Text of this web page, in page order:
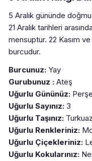
5 Aralık gününde
21 Aralık tarihleri
mensuptur. 22 Kasım
burcudur.
Burcunuz: Yay
Gurubunuz : Ateş
Uğurlu Gününüz:
Uğurlu Sayınız: 3
Uğurlu Taşınız: Turkuaz
Uğurlu Renkleriniz:
Uğurlu Çiçekleriniz:
Uğurlu Kokularınız: